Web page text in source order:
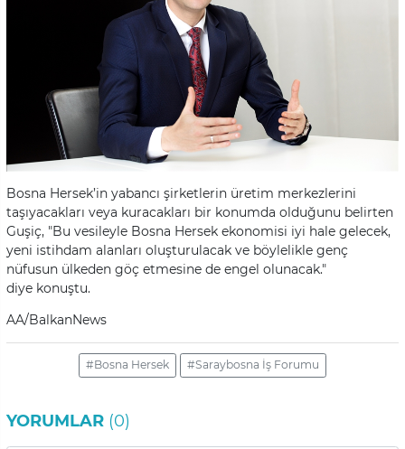
Bosna Hersek’in yabancı şirketlerin üretim merkezlerini
taşıyacakları veya kuracakları bir konumda olduğunu belirten
Guşiç, "Bu vesileyle Bosna Hersek ekonomisi iyi hale gelecek,
yeni istihdam alanları oluşturulacak ve böylelikle genç
nüfusun ülkeden göç etmesine de engel olunacak."
diye konuştu.
AA/BalkanNews
#Bosna Hersek #Saraybosna İş Forumu
YORUMLAR (0)